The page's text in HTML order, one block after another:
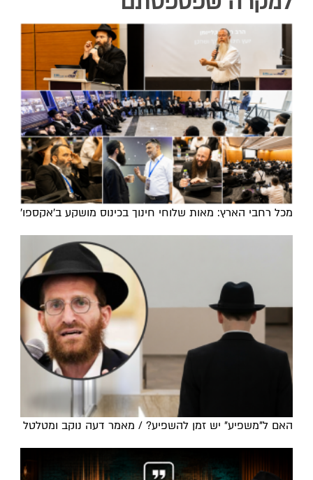
מכל רחבי הארץ: מאות שלוחי חינוך בכינוס מושקע ב'אקספו'
האם ל"משפיע" יש זמן להשפיע? / מאמר דעה נוקב ומטלטל